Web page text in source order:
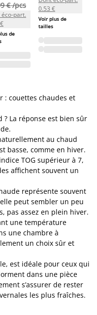
€ /pcs
éco-part.
de
0.53 €
Voir plus de
tailles
: couettes chaudes et
La réponse est bien sûr
au chaud
basse, comme en hiver.
TOG supérieur à 7,
affichent souvent un
représente souvent
peut sembler un peu
pas assez en plein hiver.
une température
une chambre à
un choix sûr et
est idéale pour ceux qui
dans une pièce
s’assurer de rester
les plus fraîches.